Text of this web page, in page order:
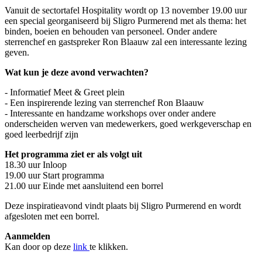
Vanuit de sectortafel Hospitality wordt op 13 november 19.00 uur
een special georganiseerd bij Sligro Purmerend met als thema: het
binden, boeien en behouden van personeel. Onder andere
sterrenchef en gastspreker Ron Blaauw zal een interessante lezing
geven.
Wat kun je deze avond verwachten?
- Informatief Meet & Greet plein
- Een inspirerende lezing van sterrenchef Ron Blaauw
- Interessante en handzame workshops over onder andere
onderscheiden werven van medewerkers, goed werkgeverschap en
goed leerbedrijf zijn
Het programma ziet er als volgt uit
18.30 uur Inloop
19.00 uur Start programma
21.00 uur Einde met aansluitend een borrel
Deze inspiratieavond vindt plaats bij Sligro Purmerend en wordt
afgesloten met een borrel.
Aanmelden
Kan door op deze link te klikken.